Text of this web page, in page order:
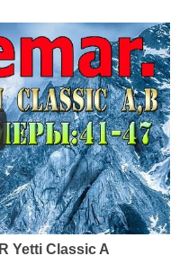
Yetti Classic A